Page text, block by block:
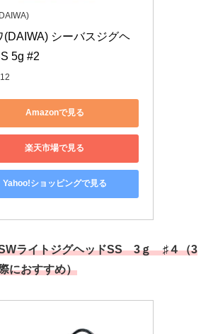
(DAIWA) シーバスジグヘ
5g #2
Amazonで見る
楽天市場で見る
Yahoo!ショッピングで見る
ライトジグヘッドSS 3ｇ ♯４（3
におすすめ）